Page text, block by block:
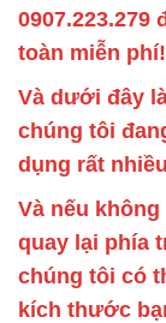
0907.223.279
toàn miễn phí!
Và dưới đây
chúng tôi
dụng rất
Và nếu
quay lại phía
chúng tôi có
kích thước